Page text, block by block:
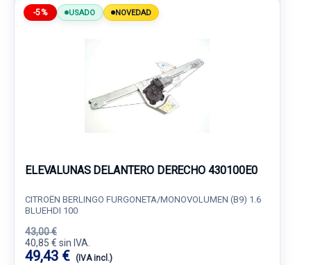
-5% USADO NOVEDAD
ELEVALUNAS DELANTERO DERECHO 430100E0
CITROËN BERLINGO FURGONETA/MONOVOLUMEN (B9) 1.6
BLUEHDI 100
43,00 €
40,85 € sin IVA.
49,43 € (IVA incl.)